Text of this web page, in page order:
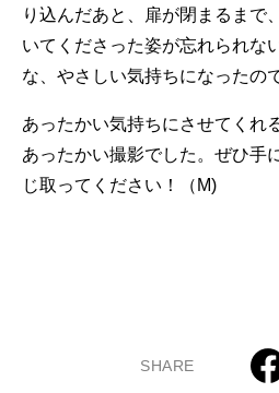
り込んだあと、扉が閉まるまで
いてくださった姿が忘れられな
な、やさしい気持ちになったの
あったかい気持ちにさせてくれ
あったかい撮影でした。ぜひ手
じ取ってください！（M)
SHARE